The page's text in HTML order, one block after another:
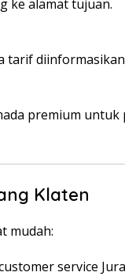
ke alamat tujuan.
tarif
premium untuk
Klaten
mudah:
service